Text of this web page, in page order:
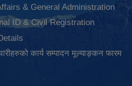
& General Administration
ID & Civil Registration
कार्य सम्पादन मूल्याङ्कन फारम